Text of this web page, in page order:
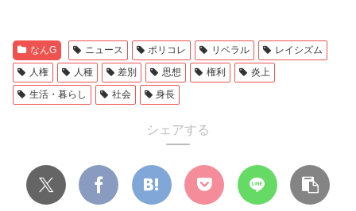
なんG ニュース ポリコレ リベラル
レイシズム
人権
人種 差別 思想 権利
炎上
生活・暮らし
社会 身長
シェアする